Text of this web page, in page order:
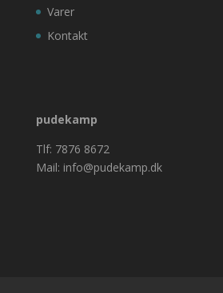
Varer
Kontakt
pudekamp
Tlf: 7876 8672
Mail: info@pudekamp.dk